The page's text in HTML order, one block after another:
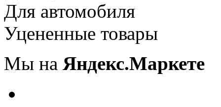
Для автомобиля
Уцененные товары
Мы на Яндекс.Маркете